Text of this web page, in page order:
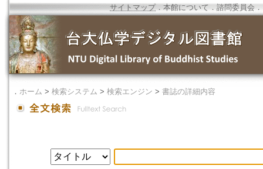
サイトマップ．本館について ． 諮問委員会 ．
． ホーム > 検索システム > 検索エンジン > 書誌の詳細内容